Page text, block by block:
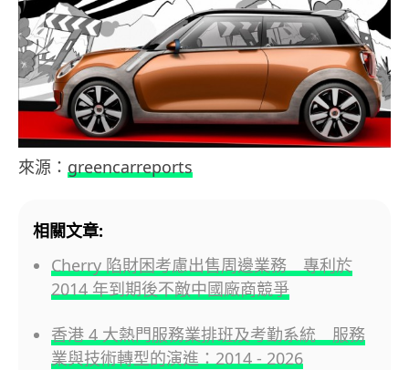
來源： greencarreports
相關文章:
Cherry 陷財困考慮出售周邊業務 專利於
2014 年到期後不敵中國廠商競爭
香港 4 大熱門服務業排班及考勤系統 服務
業與技術轉型的演進：2014 - 2026